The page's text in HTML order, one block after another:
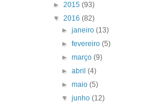
► 2015 (93)
▼ 2016 (82)
►janeiro(13)
►fevereiro(5)
►março(9)
►abril(4)
►maio(5)
▼junho(12)